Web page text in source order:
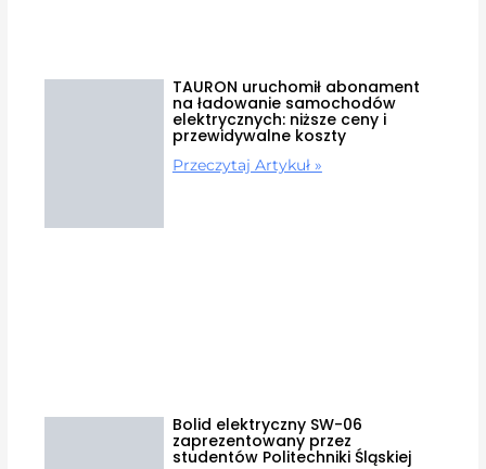
TAURON uruchomił abonament
na ładowanie samochodów
elektrycznych: niższe ceny i
przewidywalne koszty
Przeczytaj Artykuł »
Bolid elektryczny SW-06
zaprezentowany przez
studentów Politechniki Śląskiej